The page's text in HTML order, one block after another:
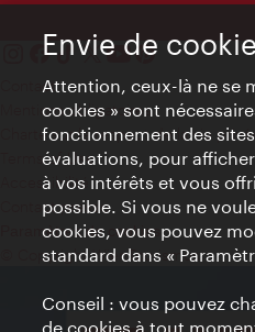
Contact
Mentions obligatoires
Charte sur le respect de la vie privée
Terms of Use
Accessibilité
Contact presse
Paramètres de cookies
© Copyright WienTourismus
Envie de
Attention, ceux-là ne se
cookies » sont
fonctionnement des
évaluations, pour
à vos intérêts et vous
possible. Si vous ne
cookies, vous pouvez
standard dans «
Conseil : vous pouvez
de cookies à tout